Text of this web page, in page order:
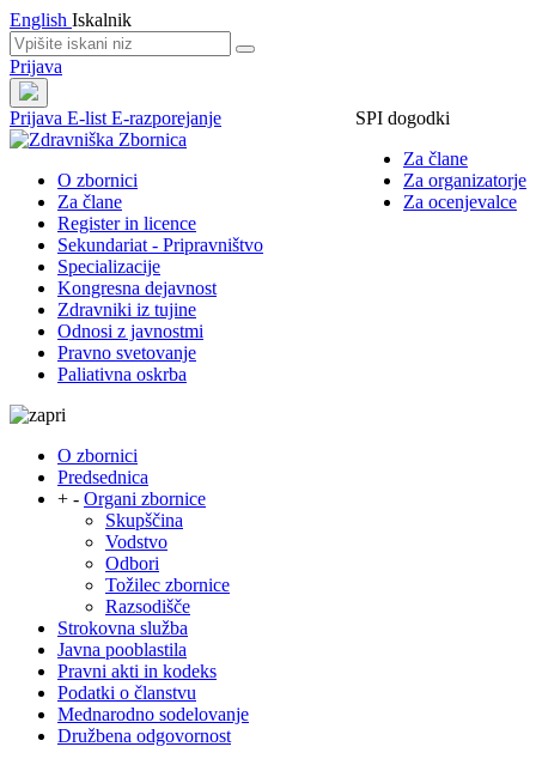
English Iskalnik
Prijava
Prijava
SPI dogodki
Za člane
Za organizatorje
Za ocenjevalce
E-list E-razporejanje
O zbornici
Za člane
Register in licence
Sekundariat - Pripravništvo
Specializacije
Kongresna dejavnost
Zdravniki iz tujine
Odnosi z javnostmi
Pravno svetovanje
Paliativna oskrba
O zbornici
Predsednica
+ - Organi zbornice
Skupščina
Vodstvo
Odbori
Tožilec zbornice
Razsodišče
Strokovna služba
Javna pooblastila
Pravni akti in kodeks
Podatki o članstvu
Mednarodno sodelovanje
Družbena odgovornost